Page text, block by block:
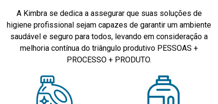
A Kimbra se dedica a assegurar que suas soluções de
higiene profissional sejam capazes de garantir um ambiente
saudável e seguro para todos, levando em consideração a
melhoria contínua do triângulo produtivo PESSOAS +
PROCESSO + PRODUTO.